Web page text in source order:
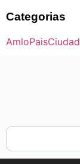
Categorias
AmloPaisCiudad